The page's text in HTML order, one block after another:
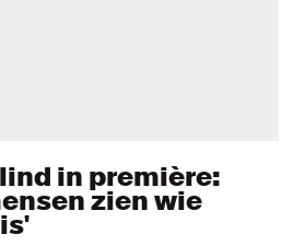
in première:
zien wie